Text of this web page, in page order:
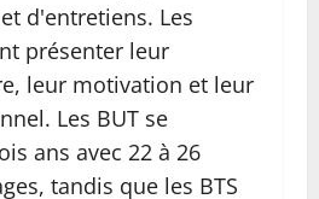
d'entretiens. Les
présenter leur
leur motivation et leur
Les BUT se
ans avec 22 à 26
tandis que les BTS